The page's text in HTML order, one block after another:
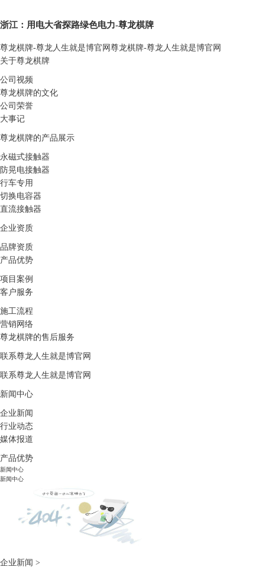
浙江：用电大省探路绿色电力-尊龙棋牌
尊龙棋牌-尊龙人生就是博官网 尊龙棋牌-尊龙人生就是博官网
关于尊龙棋牌
公司视频
尊龙棋牌的文化
公司荣誉
大事记
尊龙棋牌的产品展示
永磁式接触器
防晃电接触器
行车专用
切换电容器
直流接触器
企业资质
品牌资质
产品优势
项目案例
客户服务
施工流程
营销网络
尊龙棋牌的售后服务
联系尊龙人生就是博官网
联系尊龙人生就是博官网
新闻中心
企业新闻
行业动态
媒体报道
产品优势
新闻中心
新闻中心
企业新闻 >